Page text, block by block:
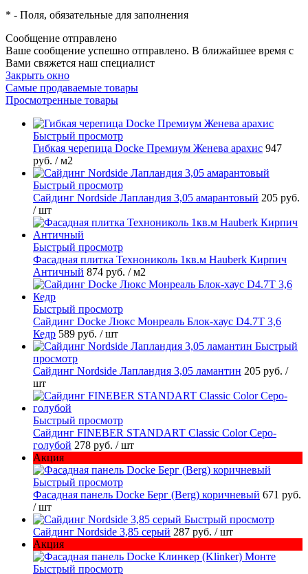
* - Поля, обязательные для заполнения
Сообщение отправлено
Ваше сообщение успешно отправлено. В ближайшее время с
Вами свяжется наш специалист
Закрыть окно
Самые продаваемые товары
Просмотренные товары
Быстрый просмотр
Гибкая черепица Docke Премиум Женева арахис 947
руб. / м2
Быстрый просмотр
Сайдинг Nordside Лапландия 3,05 амарантовый 205 руб.
/ шт
Быстрый просмотр
Фасадная плитка Технониколь 1кв.м Hauberk Кирпич
Античный 874 руб. / м2
Быстрый просмотр
Сайдинг Docke Люкс Монреаль Блок-хаус D4.7T 3,6
Кедр 589 руб. / шт
Быстрый
просмотр
Сайдинг Nordside Лапландия 3,05 ламантин 205 руб. /
шт
Быстрый просмотр
Cайдинг FINEBER STANDART Classic Color Серо-
голубой 278 руб. / шт
Акция
Быстрый просмотр
Фасадная панель Docke Берг (Berg) коричневый 671 руб.
/ шт
Быстрый просмотр
Сайдинг Nordside 3,85 серый 287 руб. / шт
Акция
Быстрый просмотр